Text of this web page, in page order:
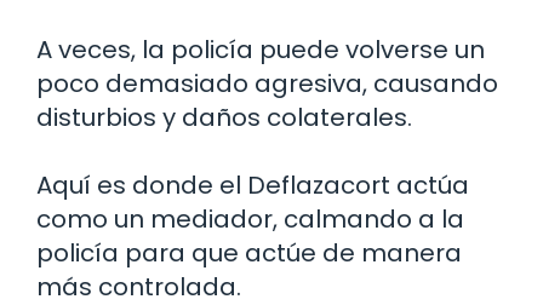
A veces, la policía puede volverse un
poco demasiado agresiva, causando
disturbios y daños colaterales.
Aquí es donde el Deflazacort actúa
como un mediador, calmando a la
policía para que actúe de manera
más controlada.